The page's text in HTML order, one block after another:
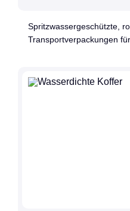
Spritzwassergeschützte,
Transportverpackungen